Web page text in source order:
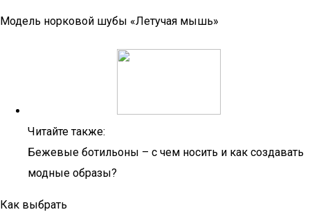
Модель норковой шубы «Летучая мышь»
Читайте также:
Бежевые ботильоны – с чем носить и как создавать
модные образы?
Как выбрать